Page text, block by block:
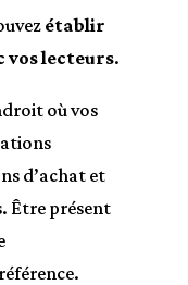
établir
vos lecteurs.
où vos
d’achat et
Être présent